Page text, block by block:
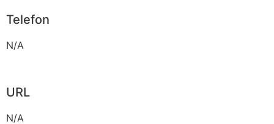
Telefon
N/A
URL
N/A